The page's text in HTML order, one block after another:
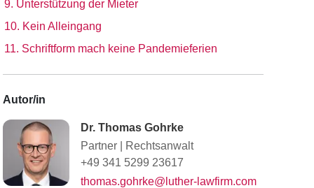
9. Unterstützung der Mieter
10. Kein Alleingang
11. Schriftform mach keine Pandemieferien
Autor/in
Dr. Thomas Gohrke
Partner
Rechtsanwalt
+49 341 5299 23617
thomas.gohrke@luther-lawfirm.com